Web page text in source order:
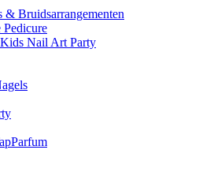
& Bruidsarrangementen
Pedicure
Nail Art Party